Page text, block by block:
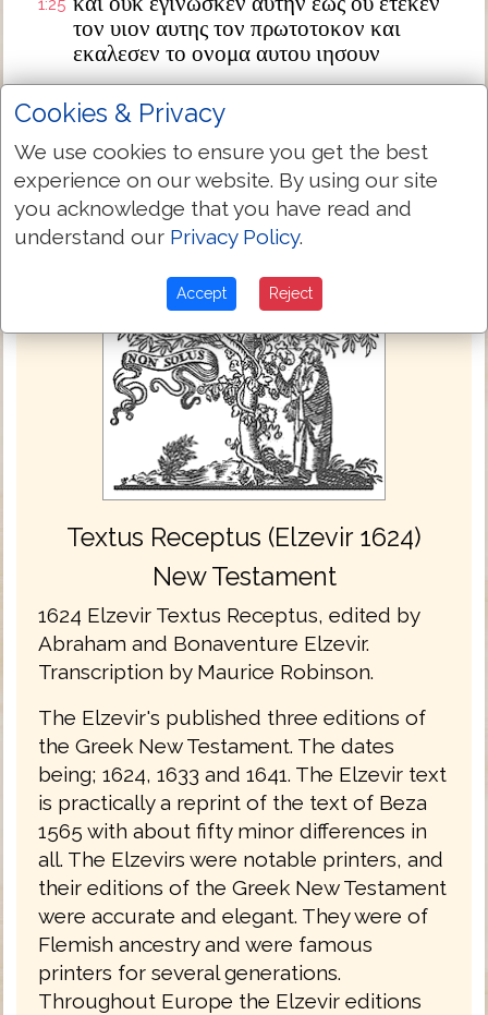
1:25
τον υιον αυτης τον πρωτοτοκον και
εκαλεσεν το ονομα αυτου ιησουν
Next Chapter »
Textus Receptus (Elzevir 1624)
New Testament
1624 Elzevir Textus Receptus, edited by
Abraham and Bonaventure Elzevir.
Transcription by Maurice Robinson.
The Elzevir's published three editions of
the Greek New Testament. The dates
being; 1624, 1633 and 1641. The Elzevir text
is practically a reprint of the text of Beza
1565 with about fifty minor differences in
all. The Elzevirs were notable printers, and
their editions of the Greek New Testament
were accurate and elegant. They were of
Flemish ancestry and were famous
printers for several generations.
Throughout Europe the Elzevir editions
Cookies & Privacy
We use cookies to ensure you get the best
experience on our website. By using our site
you acknowledge that you have read and
understand our Privacy Policy.
Accept Reject